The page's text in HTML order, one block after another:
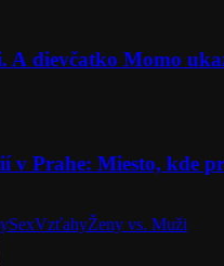
A dievčatko Momo
v Prahe: Miesto, kde
SexVzťahyŽeny vs. Muži